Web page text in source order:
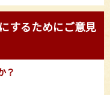
するためにご意見
？